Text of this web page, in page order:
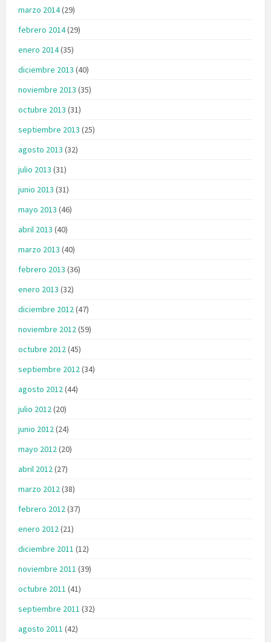
marzo 2014(29)
febrero 2014(29)
enero 2014(35)
diciembre 2013 (40)
noviembre 2013 (35)
octubre 2013 (31)
septiembre 2013 (25)
agosto 2013 (32)
julio 2013 (31)
junio 2013 (31)
mayo 2013 (46)
abril 2013 (40)
marzo 2013 (40)
febrero 2013 (36)
enero 2013 (32)
diciembre 2012(47)
noviembre 2012(59)
octubre 2012(45)
septiembre 2012(34)
agosto 2012(44)
julio 2012(20)
junio 2012(24)
mayo 2012(20)
abril 2012(27)
marzo 2012(38)
febrero 2012(37)
enero 2012(21)
diciembre 2011 (12)
noviembre 2011 (39)
octubre 2011 (41)
septiembre 2011 (32)
agosto 2011 (42)